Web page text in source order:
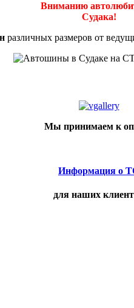
Вниманию
Судака!
различных размеров от
Мы принимаем к
Информация о
для наших